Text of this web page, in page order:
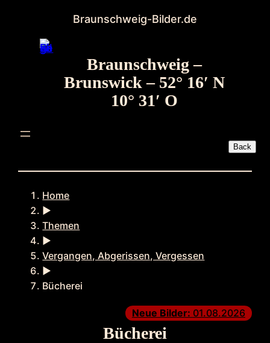
springen
Braunschweig-Bilder.de
Braunschweig –
Brunswick – 52° 16′ N
10° 31′ O
Home
►
Themen
►
Vergangen, Abgerissen, Vergessen
►
Bücherei
Neue Bilder: 01.08.2026
Bücherei